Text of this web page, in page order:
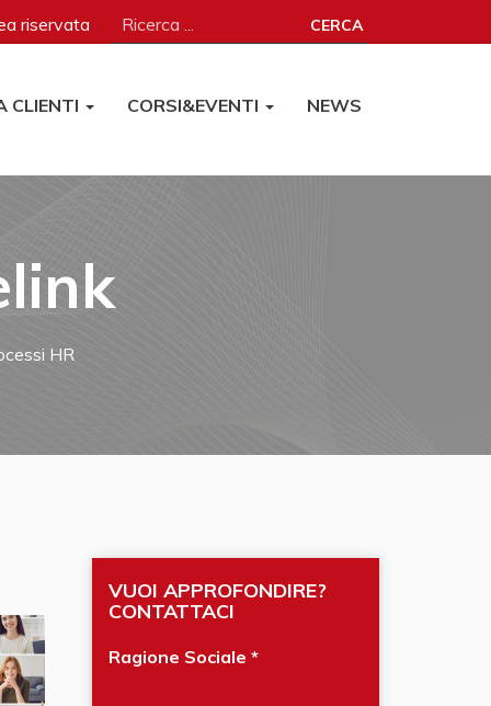
riservata CERCA
CLIENTI CORSI&EVENTI NEWS
HR
VUOI APPROFONDIRE?
CONTATTACI
Ragione Sociale